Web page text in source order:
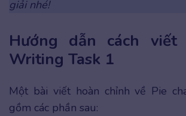
giải nhé!
Hướng dẫn cách viết
Writing Task 1
Một bài viết hoàn chỉnh về Pie
gồm các phần sau: